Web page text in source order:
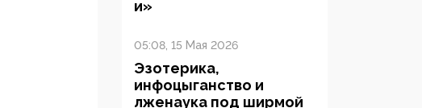
и»
05:08, 15 Мая 2026
Эзотерика,
инфоцыганство и
лженаука под ширмой